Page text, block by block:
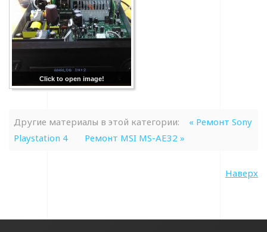
Click to open image!
Другие материалы в этой категории:
« Ремонт Sony
Playstation 4
Ремонт MSI MS-AE32 »
Наверх